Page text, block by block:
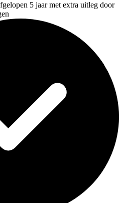
5 jaar met extra uitleg door